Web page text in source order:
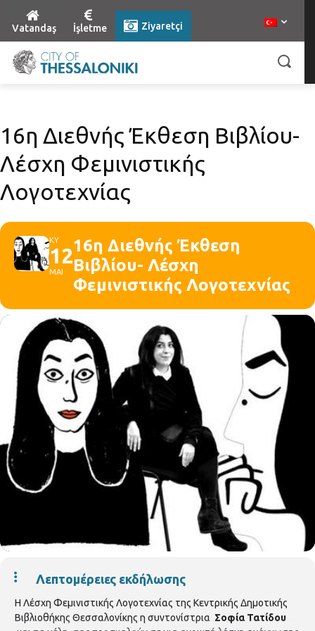
Vatandaş İşletme Ziyaretçi
16η Διεθνής Έκθεση Βιβλίου-
Λέσχη Φεμινιστικής
Λογοτεχνίας
ΚΥ
12
ΜΑΙ
16η Διεθνής Έκθεση
Βιβλίου- Λέσχη
Φεμινιστικής Λογοτεχνίας
Λεπτομέρειες εκδήλωσης
Η Λέσχη Φεμινιστικής Λογοτεχνίας της Κεντρικής Δημοτικής
Βιβλιοθήκης Θεσσαλονίκης η συντονίστρια Σοφία Τατίδου